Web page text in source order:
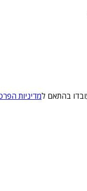
בהתאם למדיניות